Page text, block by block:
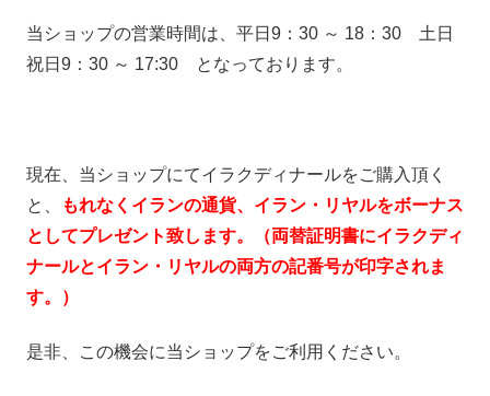
当ショップの営業時間は、平日9：30 ～ 18：30 土日
祝日9：30 ～ 17:30 となっております。
現在、当ショップにてイラクディナールをご購入頂く
と、
もれなくイランの通貨、イラン・リヤルをボーナス
としてプレゼント致します。（両替証明書にイラクディ
ナールとイラン・リヤルの両方の記番号が印字されま
す。）
是非、この機会に当ショップをご利用ください。